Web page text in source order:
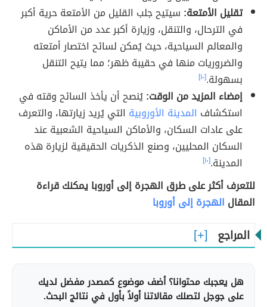
تقليل الأمتعة: سيتيح جلب القليل من الأمتعة حرية أكبر
في الترحال، والتنقل، وزيارة أكبر عدد من الأماكن
والمعالم السياحية، حيث يُمكن لسائح اختصار أمتعته
والضروريات منها في حقيبة ظهر؛ مما يتيح التنقل
بسهولة.[١٠]
إمضاء المزيد من الوقت:يُنصح أن يأخذ السائح وقته في
استكشاف المدينة الأوروبية التي يُريد زيارتها، والتعرف
على عادات السكان، والأماكن السياحية الشعبية عند
السكان المحليين، وصنع الذكريات الحقيقية لزيارة هذه
المدينة.[١٠]
للتعرف أكثر على طرق الهجرة إلى أوروبا يمكنك قراءة
المقال الهجرة إلى أوروبا
المراجع
هل يعجبك محتوانا؟ أضف موضوع كمصدر مفضل لديك
على جوجل لتصلك مقالاتنا أولاً بأول في نتائج البحث.